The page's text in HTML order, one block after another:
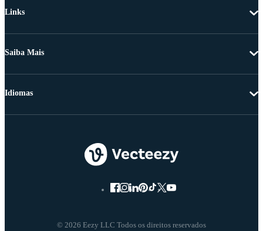
Links
Saiba Mais
© 2026 Eezy LLC Todos os direitos reservados
Idiomas